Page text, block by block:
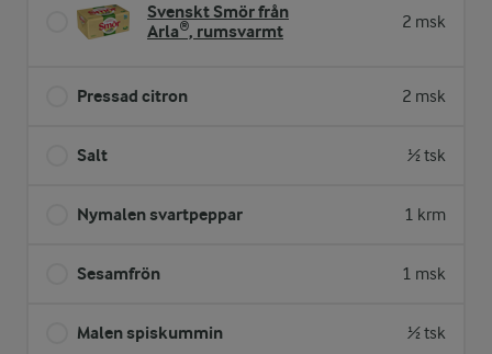
Svenskt Smör från
Arla®, rumsvarmt
2 msk
Pressad citron 2 msk
Salt ½ tsk
Nymalen svartpeppar 1 krm
Sesamfrön 1 msk
Malen spiskummin ½ tsk